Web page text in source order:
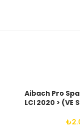
Aibach Pro
LCI 2020 > (VE
₺